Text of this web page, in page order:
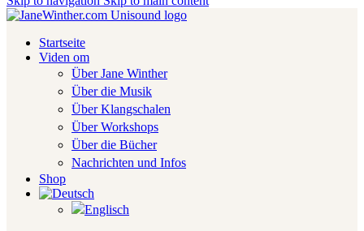
Startseite
Viden om
Über Jane Winther
Über die Musik
Über Klangschalen
Über Workshops
Über die Bücher
Nachrichten und Infos
Shop